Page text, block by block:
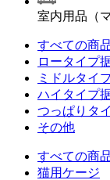
室内用品（
すべての商
ロータイプ
ミドルタイ
ハイタイプ
つっぱりタ
その他
すべての商
猫用ケージ